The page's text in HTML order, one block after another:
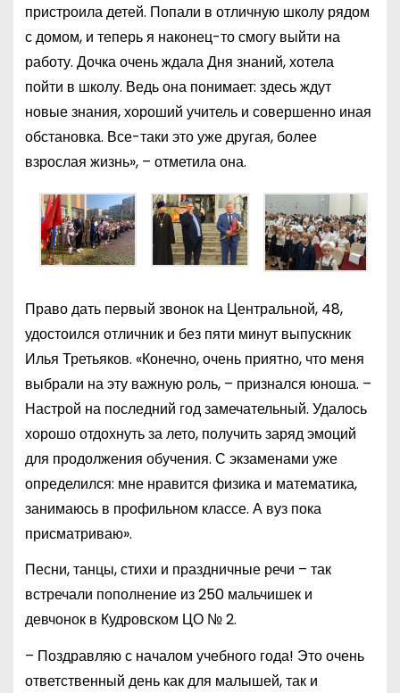
пристроила детей. Попали в отличную школу рядом
с домом, и теперь я наконец-то смогу выйти на
работу. Дочка очень ждала Дня знаний, хотела
пойти в школу. Ведь она понимает: здесь ждут
новые знания, хороший учитель и совершенно иная
обстановка. Все-таки это уже другая, более
взрослая жизнь», – отметила она.
Право дать первый звонок на Центральной, 48,
удостоился отличник и без пяти минут выпускник
Илья Третьяков. «Конечно, очень приятно, что меня
выбрали на эту важную роль, – признался юноша. –
Настрой на последний год замечательный. Удалось
хорошо отдохнуть за лето, получить заряд эмоций
для продолжения обучения. С экзаменами уже
определился: мне нравится физика и математика,
занимаюсь в профильном классе. А вуз пока
присматриваю».
Песни, танцы, стихи и праздничные речи – так
встречали пополнение из 250 мальчишек и
девчонок в Кудровском ЦО № 2.
– Поздравляю с началом учебного года! Это очень
ответственный день как для малышей, так и